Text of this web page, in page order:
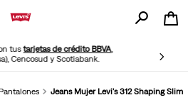
con YAPE en pocos minutos
Jeans Mujer Levi's 312 Shaping Slim